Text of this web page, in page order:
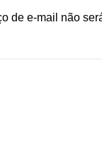
de e-mail não